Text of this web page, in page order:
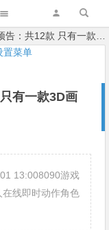
置菜单
共12款 只有一款3D画面
有一款3D画
13:008090游戏
在线即时动作角色